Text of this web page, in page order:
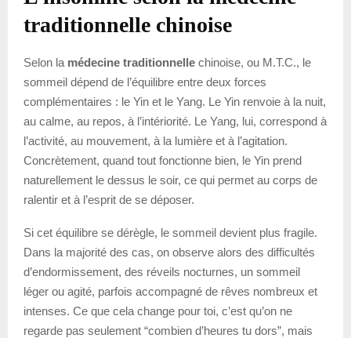
traditionnelle chinoise
Selon la médecine traditionnelle chinoise, ou M.T.C., le
sommeil dépend de l’équilibre entre deux forces
complémentaires : le Yin et le Yang. Le Yin renvoie à la nuit,
au calme, au repos, à l’intériorité. Le Yang, lui, correspond à
l’activité, au mouvement, à la lumière et à l’agitation.
Concrètement, quand tout fonctionne bien, le Yin prend
naturellement le dessus le soir, ce qui permet au corps de
ralentir et à l’esprit de se déposer.
Si cet équilibre se dérègle, le sommeil devient plus fragile.
Dans la majorité des cas, on observe alors des difficultés
d’endormissement, des réveils nocturnes, un sommeil
léger ou agité, parfois accompagné de rêves nombreux et
intenses. Ce que cela change pour toi, c’est qu’on ne
regarde pas seulement “combien d’heures tu dors”, mais